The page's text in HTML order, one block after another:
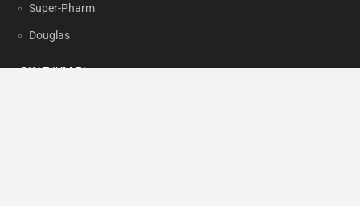
Super-Pharm
Douglas
OKAZJUM.PL